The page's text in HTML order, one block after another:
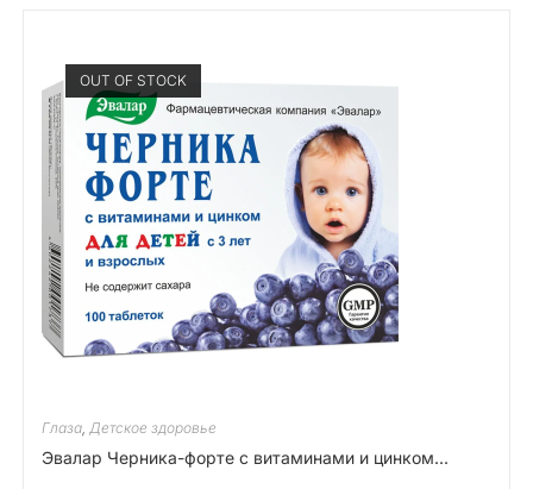
OUT OF STOCK
Глаза, Детское здоровье
Эвалар Черника-форте с витаминами и цинком...